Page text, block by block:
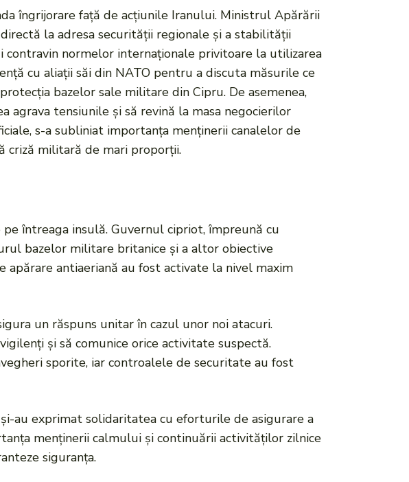
îngrijorare față de acțiunile Iranului. Ministrul Apărării
la adresa securității regionale și a stabilității
normelor internaționale privitoare la utilizarea
cu aliații săi din NATO pentru a discuta măsurile ce
bazelor sale militare din Cipru. De asemenea,
tensiunile și să revină la masa negocierilor
s-a subliniat importanța menținerii canalelor de
criză militară de mari proporții.
întreaga insulă. Guvernul cipriot, împreună cu
bazelor militare britanice și a altor obiective
antiaeriană au fost activate la nivel maxim
un răspuns unitar în cazul unor noi atacuri.
și să comunice orice activitate suspectă.
sporite, iar controalele de securitate au fost
au exprimat solidaritatea cu eforturile de asigurare a
menținerii calmului și continuării activităților zilnice
siguranța.